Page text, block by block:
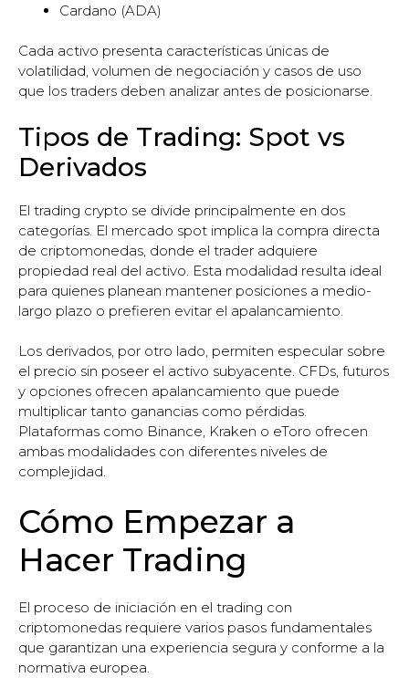
Cardano (ADA)
Cada activo presenta características únicas de
volatilidad, volumen de negociación y casos de uso
que los traders deben analizar antes de posicionarse.
Tipos de Trading: Spot vs
Derivados
El trading crypto se divide principalmente en dos
categorías. El mercado spot implica la compra directa
de criptomonedas, donde el trader adquiere
propiedad real del activo. Esta modalidad resulta ideal
para quienes planean mantener posiciones a medio-
largo plazo o prefieren evitar el apalancamiento.
Los derivados, por otro lado, permiten especular sobre
el precio sin poseer el activo subyacente. CFDs, futuros
y opciones ofrecen apalancamiento que puede
multiplicar tanto ganancias como pérdidas.
Plataformas como Binance, Kraken o eToro ofrecen
ambas modalidades con diferentes niveles de
complejidad.
Cómo Empezar a
Hacer Trading
El proceso de iniciación en el trading con
criptomonedas requiere varios pasos fundamentales
que garantizan una experiencia segura y conforme a la
normativa europea.